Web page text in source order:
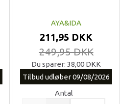
AYA&IDA
211,95 DKK
249,95 DKK
Du sparer: 38,00 DKK
Tilbud udløber 09/08/2026
Antal